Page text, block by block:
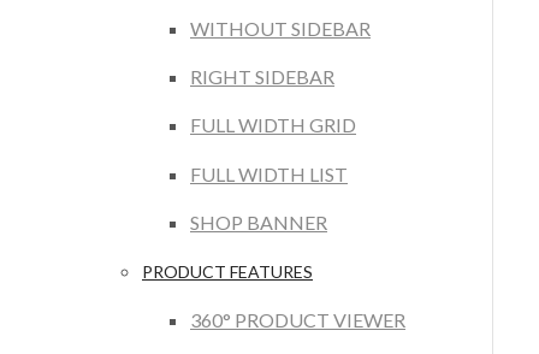
WITHOUT SIDEBAR
RIGHT SIDEBAR
FULL WIDTH GRID
FULL WIDTH LIST
SHOP BANNER
PRODUCT FEATURES
360° PRODUCT VIEWER